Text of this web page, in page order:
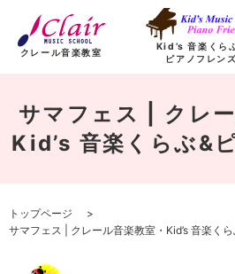
クレール音楽教室
Kid’s 音楽くら
ピアノフレン
サマフェス | クレー
Kid’s 音楽くらぶ&
トップページ
サマフェス | クレール音楽教室・Kid’s 音楽く